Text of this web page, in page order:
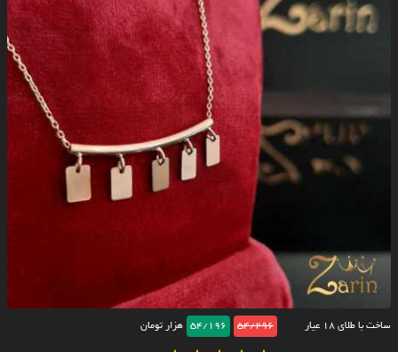
ساخت با طلای ۱۸ عیار 54/296
54/196 هزار تومان